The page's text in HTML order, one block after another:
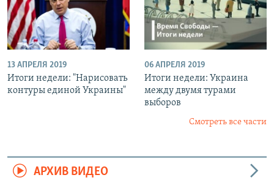
13 АПРЕЛЯ 2019
Итоги недели: "Нарисовать
контуры единой Украины"
06 АПРЕЛЯ 2019
Итоги недели: Украина
между двумя турами
выборов
Смотреть все части
АРХИВ ВИДЕО